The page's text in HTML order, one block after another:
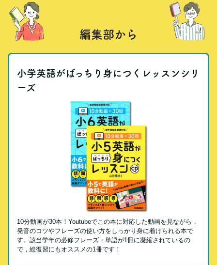
編集部から
小学英語がばっちり身につくレッスンシリ
ーズ
10分動画が30本！Youtubeでこの本に対応した動画を見ながら，
発音のコツやフレーズの使い方をしっかり身に着けられる本で
す。該当学年の必修フレーズ・単語が1冊に凝縮されているの
で，総復習にもオススメの1冊です！